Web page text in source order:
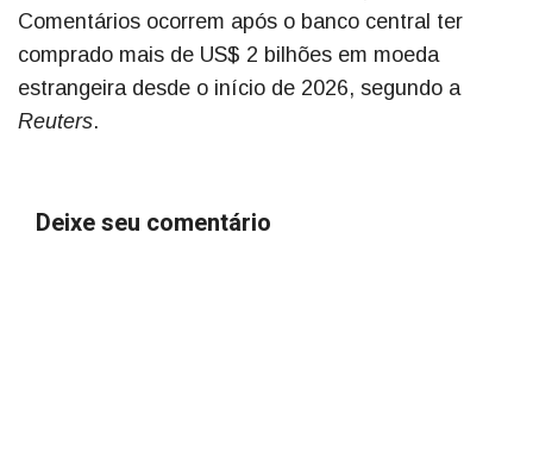
Comentários ocorrem após o banco central ter
comprado mais de US$ 2 bilhões em moeda
estrangeira desde o início de 2026, segundo a
Reuters.
Deixe seu comentário